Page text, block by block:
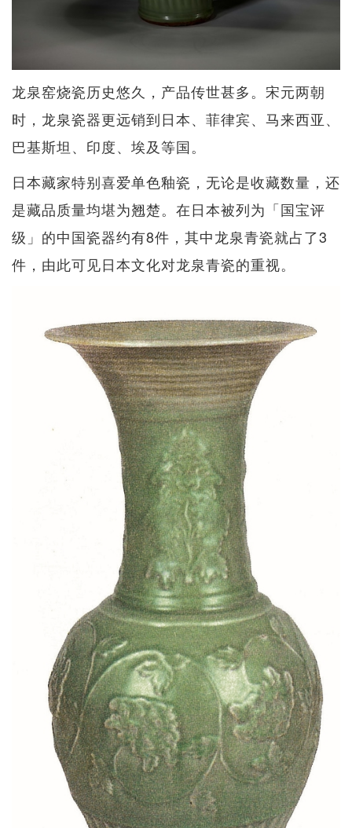
龙泉窑烧瓷历史悠久，产品传世甚多。宋元两朝
时，龙泉瓷器更远销到日本、菲律宾、马来西亚、
巴基斯坦、印度、埃及等国。
日本藏家特别喜爱单色釉瓷，无论是收藏数量，还
是藏品质量均堪为翘楚。在日本被列为「国宝评
级」的中国瓷器约有8件，其中龙泉青瓷就占了3
件，由此可见日本文化对龙泉青瓷的重视。